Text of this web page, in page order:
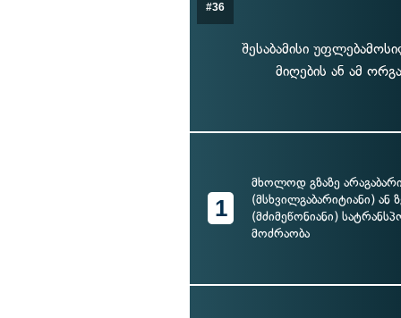
#36
შესაბამისი
მიღების ან ამ
1
მხოლოდ გზაზე
(მსხვილგაბარიტიანი) ან
(მძიმეწონიანი)
მოძრაობა